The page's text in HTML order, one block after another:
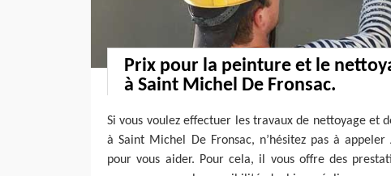
Prix pour la peinture et le
à Saint Michel De Fronsac.
Si vous voulez effectuer les travaux de nettoyage et
à Saint Michel De Fronsac, n’hésitez pas à
pour vous aider. Pour cela, il vous offre des